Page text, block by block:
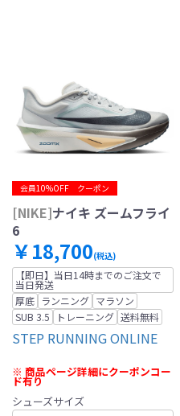
会員10%OFF クーポン
[NIKE]ナイキ ズームフライ
6
￥18,700(税込)
【即日】当日14時までのご注文で
当日発送
厚底 ランニング マラソン
SUB 3.5
トレーニング 送料無料
STEP RUNNING ONLINE
※ 商品ページ詳細にクーポンコー
ド有り
シューズサイズ